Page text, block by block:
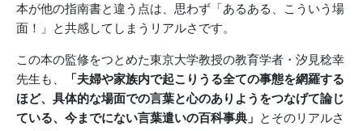
本が他の指南書と違う点は、思わず「あるある、こういう場
面！」と共感してしまうリアルさです。
この本の監修をつとめた東京大学教授の教育学者・汐見稔幸
先生も、
「夫婦や家族内で起こりうる全ての事態を網羅する
ほど、具体的な場面での言葉と心のありようをつなげて論じ
ている、 今までにない言葉遣いの百科事典」 とそのリアルさ